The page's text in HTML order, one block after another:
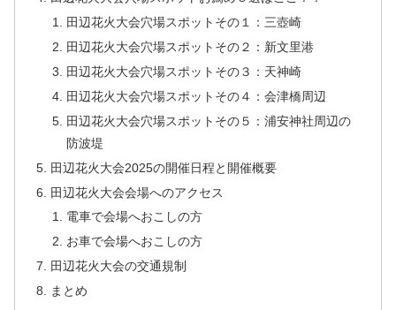
田辺花火大会穴場スポットその１：三壺崎
田辺花火大会穴場スポットその２：新文里港
田辺花火大会穴場スポットその３：天神崎
田辺花火大会穴場スポットその４：会津橋周辺
田辺花火大会穴場スポットその５：浦安神社周辺の
防波堤
田辺花火大会2025の開催日程と開催概要
田辺花火大会会場へのアクセス
電車で会場へおこしの方
お車で会場へおこしの方
田辺花火大会の交通規制
まとめ